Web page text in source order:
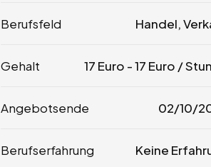
Berufsfeld Handel,
Gehalt 17 Euro -17 Euro /
Angebotsende 02/10/
Berufserfahrung Keine